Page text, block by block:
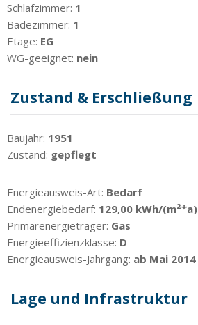
Schlafzimmer: 1
Badezimmer: 1
Etage: EG
WG-geeignet: nein
Zustand & Erschließung
Baujahr: 1951
Zustand: gepflegt
Energieausweis-Art: Bedarf
Endenergiebedarf: 129,00 kWh/(m²*a)
Primärenergieträger: Gas
Energieeffizienzklasse: D
Energieausweis-Jahrgang: ab Mai 2014
Lage und Infrastruktur